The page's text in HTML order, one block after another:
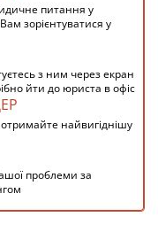
питання у
зорієнтуватися у
з ним через екран
йти до юриста в офіс
найвигіднішу
проблеми за